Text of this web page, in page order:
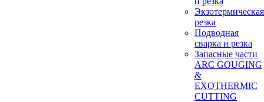
Экзотермическая
резка
Подводная
сварка и резка
Запасные части
ARC GOUGING
&
EXOTHERMIC
CUTTING